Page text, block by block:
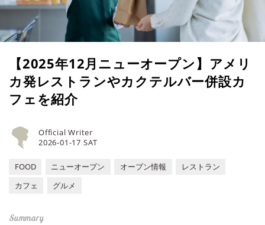
【2025年12月ニューオープン】アメリ
カ発レストランやカクテルバー併設カ
フェを紹介
2026-01-17 SAT
Official Writer
FOOD ニューオープン オープン情報
レストラン
カフェ
グルメ